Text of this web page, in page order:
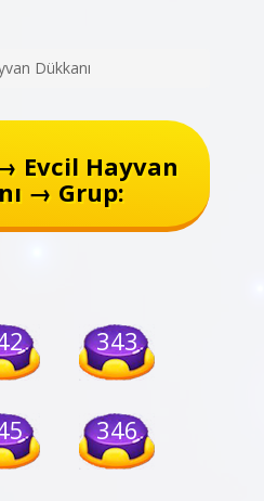
Dükkanı
Evcil Hayvan
→ Grup:
343
346